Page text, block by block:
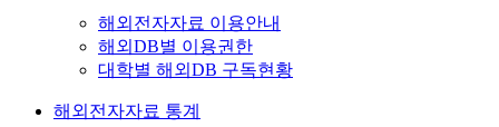
해외전자자료 이용안내
해외DB별 이용권한
대학별 해외DB 구독현황
해외전자자료 통계